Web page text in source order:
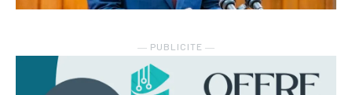
― PUBLICITE ―